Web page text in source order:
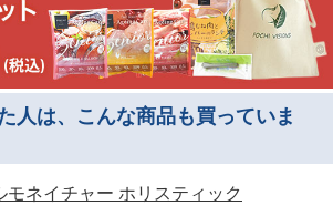
人は、こんな商品も買っていま
モネイチャー ホリスティック